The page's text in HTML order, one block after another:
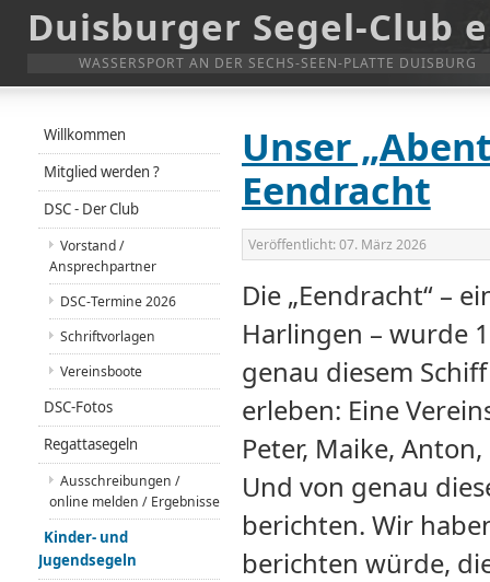
Duisburger Segel-Club
WASSERSPORT AN DER SECHS-SEEN-PLATTE DUISBURG
Unser
Eendracht
Veröffentlicht: 07. März 2026
Die „Eendracht“ –
Harlingen – wurde
genau diesem
erleben: Eine
Peter, Maike,
Und von genau
berichten. Wir
berichten würde,
Willkommen
Mitglied werden ?
DSC - Der Club
Vorstand /
Ansprechpartner
DSC-Termine 2026
Schriftvorlagen
Vereinsboote
DSC-Fotos
Regattasegeln
Ausschreibungen /
online melden / Ergebnisse
Kinder- und
Jugendsegeln